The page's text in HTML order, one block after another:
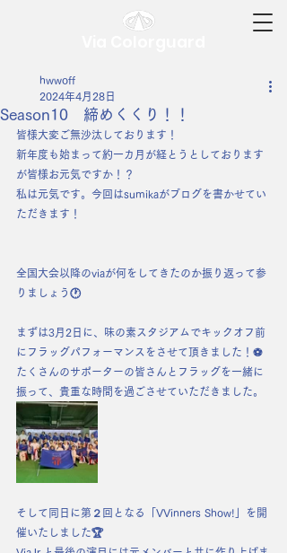
Season10 締めくくり！！
hwwoff
2024年4月28日
皆様大変ご無沙汰しております！
新年度も始まって約一カ月が経とうとしております
が皆様お元気ですか！？
私は元気です。今回はsumikaがブログを書かせてい
ただきます！
全国大会以降のviaが何をしてきたのか振り返って参
りましょう🕐
まずは3月2日に、味の素スタジアムでキックオフ前
にフラッグパフォーマンスをさせて頂きました！⚽
たくさんのサポーターの皆さんとフラッグを一緒に
振って、貴重な時間を過ごさせていただきました。
そして同日に第２回となる「VVinners Show!」を開
催いたしました🏆